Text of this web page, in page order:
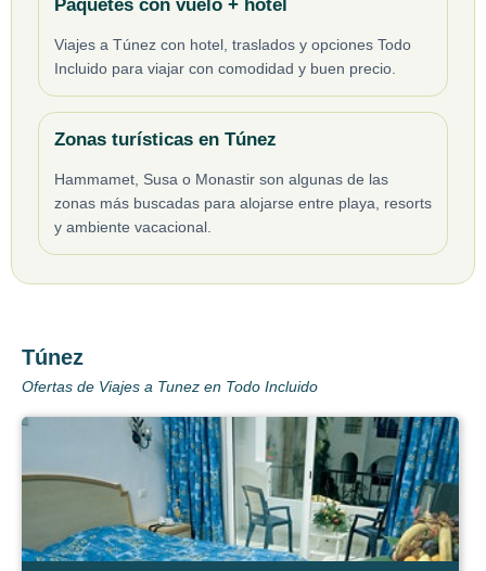
Paquetes con vuelo + hotel
Viajes a Túnez con hotel, traslados y opciones Todo
Incluido para viajar con comodidad y buen precio.
Zonas turísticas en Túnez
Hammamet, Susa o Monastir son algunas de las
zonas más buscadas para alojarse entre playa, resorts
y ambiente vacacional.
Túnez
Ofertas de Viajes a Tunez en Todo Incluido